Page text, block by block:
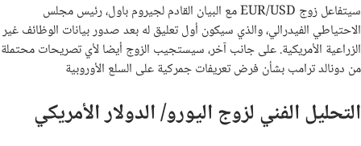
سيتفاعل زوج EUR/USD مع البيان القادم لجيروم باول، رئيس مجلس
الاحتياطي الفيدرالي، والذي سيكون أول تعليق له بعد صدور بيانات الوظائف غير
الزراعية الأمريكية. على جانب آخر، سيستجيب الزوج أيضا لأي تصريحات محتملة
من دونالد ترامب بشأن فرض تعريفات جمركية على السلع الأوروبية
التحليل الفني لزوج اليورو/ الدولار الأمريكي